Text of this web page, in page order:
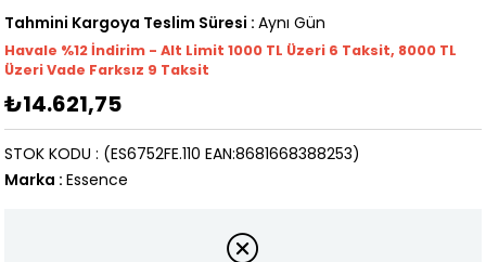
Tahmini Kargoya Teslim Süresi : Aynı Gün
Havale %12 İndirim - Alt Limit 1000 TL Üzeri 6 Taksit, 8000 TL
Üzeri Vade Farksız 9 Taksit
₺14.621,75
(ES6752FE.110 EAN:8681668388253)
STOK KODU
Marka : Essence